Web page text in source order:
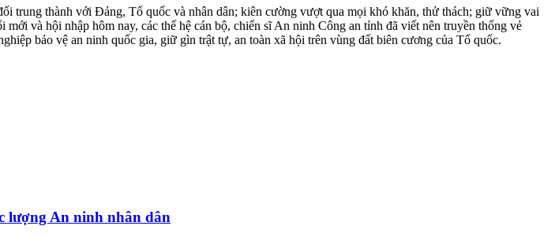
trung thành với Đảng, Tổ quốc và nhân dân; kiên cường vượt qua mọi khó khăn, thử thách; giữ vững vai
và hội nhập hôm nay, các thế hệ cán bộ, chiến sĩ An ninh Công an tỉnh đã viết nên truyền thống vẻ
bảo vệ an ninh quốc gia, giữ gìn trật tự, an toàn xã hội trên vùng đất biên cương của Tổ quốc.
lượng An ninh nhân dân